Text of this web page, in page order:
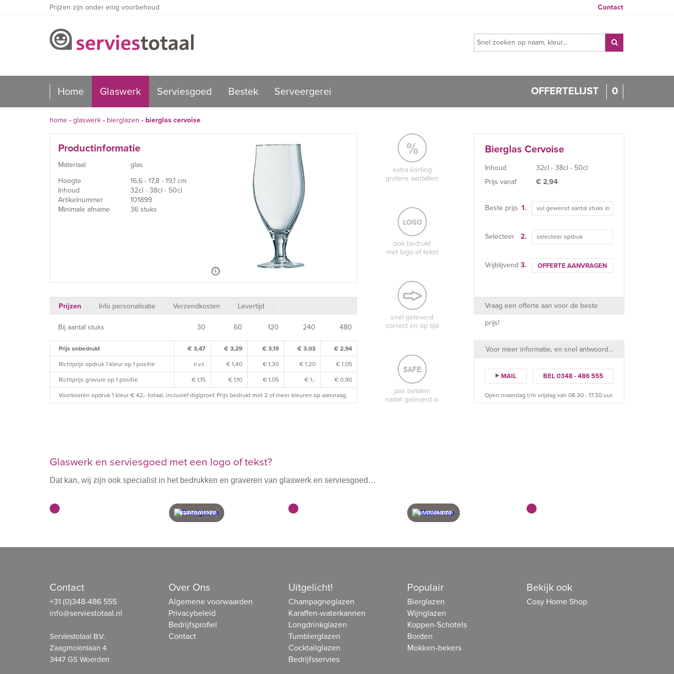
Prijzen zijn onder enig voorbehoud Contact
Home Glaswerk Serviesgoed Bestek Serveergerei OFFERTELIJST 0
home - glaswerk - bierglazen - bierglas cervoise
Productinformatie
Materiaal
glas
Hoogte
16,6 - 17,8 - 19,1 cm
Inhoud
32cl - 38cl - 50cl
Artikelnummer
101899
Minimale afname
36 stuks
Prijzen Info personalisatie Verzendkosten Levertijd
Bij aantal stuks 30 60 120 240 480
Prijs onbedrukt € 3,47 € 3,29 € 3,15 € 3,03 € 2,94
Richtprijs opdruk 1 kleur op 1 positie n.v.t. € 1,40 € 1,30 € 1,20 € 1,05
Richtprijs gravure op 1 positie € 1,15 € 1,10 € 1,05 € 1,- € 0,90
Voorkosten opdruk 1 kleur € 42,- totaal, inclusief digiproef. Prijs bedrukt met 2 of meer kleuren op aanvraag.
extra korting
grotere aantallen
ook bedrukt
met logo of tekst
snel geleverd
correct en op tijd
pas betalen
nadat geleverd is
Bierglas Cervoise
Inhoud
32cl - 38cl - 50cl
Prijs vanaf
€ 2,94
Beste prijs 1.
Selecteer 2. selecteer opdruk
Vrijblijvend 3. OFFERTE AANVRAGEN
Vraag een offerte aan voor de beste
prijs!
Voor meer informatie, en snel antwoord...
MAIL BEL 0348 - 486 555
Open maandag t/m vrijdag van 08.30 - 17.30 uur.
Glaswerk en serviesgoed met een logo of tekst?
Dat kan, wij zijn ook specialist in het bedrukken en graveren van glaswerk en serviesgoed…
Contact
+31 (0)348-486 555
info@serviestotaal.nl
Serviestotaal B.V.
Zaagmolenlaan 4
3447 GS Woerden
Over Ons
Algemene voorwaarden
Privacybeleid
Bedrijfsprofiel
Contact
Uitgelicht!
Champagneglazen
Karaffen-waterkannen
Longdrinkglazen
Tumblerglazen
Cocktailglazen
Bedrijfsservies
Populair
Bierglazen
Wijnglazen
Koppen-Schotels
Borden
Mokken-bekers
Bekijk ook
Cosy Home Shop